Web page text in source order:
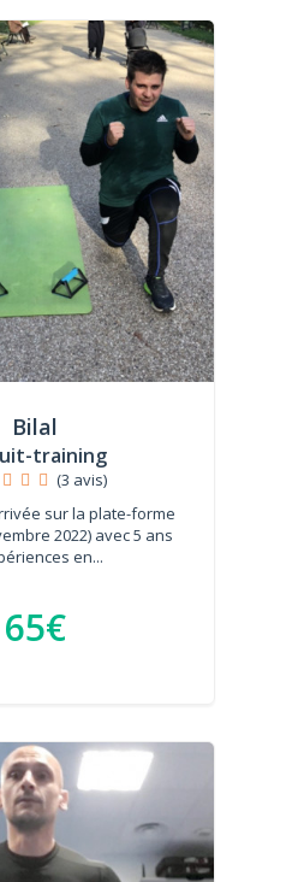
Bilal
training
(3 avis)
sur la plate-forme
2022) avec 5 ans
en...
65€